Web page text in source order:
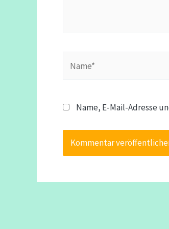
Name, E-Mail-Adresse